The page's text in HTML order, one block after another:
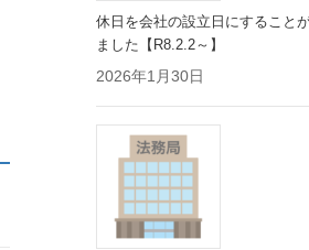
休日を会社の設立日にすること
ました【R8.2.2～】
2026年1月30日